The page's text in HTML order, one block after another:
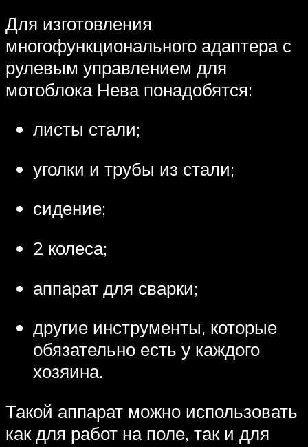
Для изготовления
многофункционального адаптера с
рулевым управлением для
мотоблока Нева понадобятся:
листы стали;
уголки и трубы из стали;
сидение;
2 колеса;
аппарат для сварки;
другие инструменты, которые
обязательно есть у каждого
хозяина.
Такой аппарат можно использовать
как для работ на поле, так и для